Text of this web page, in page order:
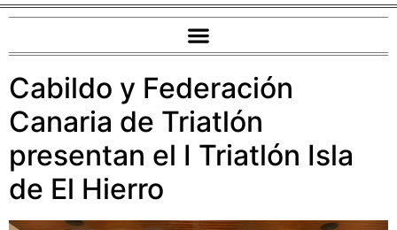
Cabildo y Federación
Canaria de Triatlón
presentan el I Triatlón Isla
de El Hierro